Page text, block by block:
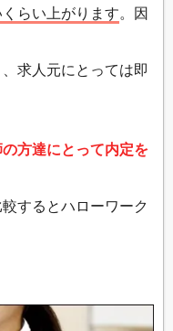
らい上がります。因
求人元にとっては即
方達にとって内定を
するとハローワーク